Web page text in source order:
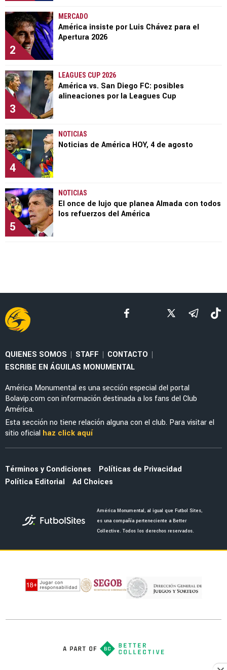
2
MERCADO
América insiste por Luis Chávez para el
Apertura 2026
3
LEAGUES CUP 2026
América vs. San Diego FC: posibles
alineaciones por la Leagues Cup
4
NOTICIAS
Noticias de América HOY, 4 de agosto
5
NOTICIAS
El once de lujo que planea Almada con todos
los refuerzos del América
QUIENES SOMOS | STAFF | CONTACTO |
ESCRIBE EN ÁGUILAS MONUMENTAL
América Monumental es una sección especial del portal
Bolavip.com con información destinada a los fans del Club
América.
Esta sección no tiene relación alguna con el club. Para visitar el
sitio oficial haz click aquí
Términos y Condiciones
Políticas de Privacidad
Política Editorial
Ad Choices
América Monumental, al igual que Futbol Sites,
es una compañía perteneciente a Better
Collective. Todos los derechos reservados.